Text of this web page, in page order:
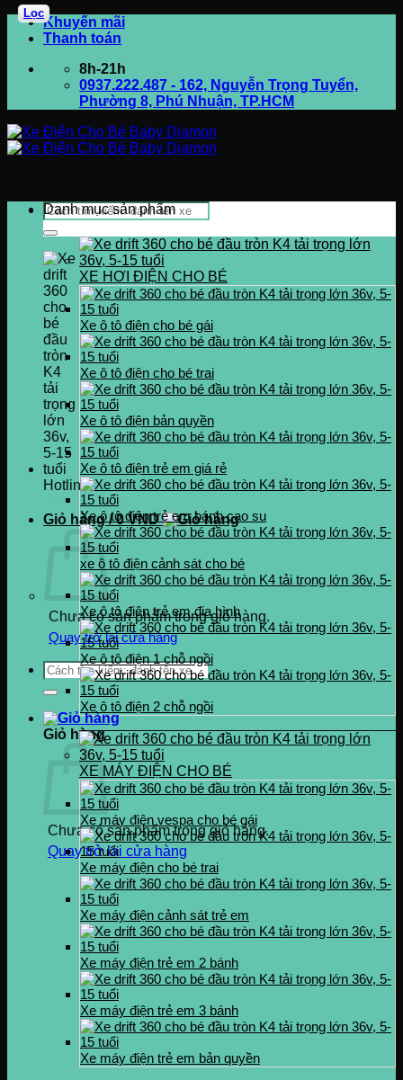
Bỏ
qua
dung
Khuyến mãi
Thanh toán
8h-21h
0937.222.487 - 162, Nguyễn Trọng Tuyển,
Phường 8, Phú Nhuận, TP.HCM
Tìm
kiếm:
Hotline
0937.222.487
Giỏ hàng /0VND
Chưa có sản phẩm trong giỏ hàng.
Quay trở lại cửa hàng
Tìm
kiếm:
Giỏ hàng
Chưa có sản phẩm trong giỏ hàng.
Quay trở lại cửa hàng
Danh mục sản phẩm
XE HƠI ĐIỆN CHO BÉ
Xe ô tô điện cho bé gái
Xe ô tô điện cho bé trai
Xe ô tô điện bản quyền
Xe ô tô điện trẻ em giá rẻ
Xe ô tô điện trẻ em bánh cao su
xe ô tô điện cảnh sát cho bé
Xe ô tô điện trẻ em địa hình
Xe ô tô điện 1 chỗ ngồi
Xe ô tô điện 2 chỗ ngồi
XE MÁY ĐIỆN CHO BÉ
Xe máy điện vespa cho bé gái
Xe máy điện cho bé trai
Xe máy điện cảnh sát trẻ em
Xe máy điện trẻ em 2 bánh
Xe máy điện trẻ em 3 bánh
Xe máy điện trẻ em bản quyền
Lọc